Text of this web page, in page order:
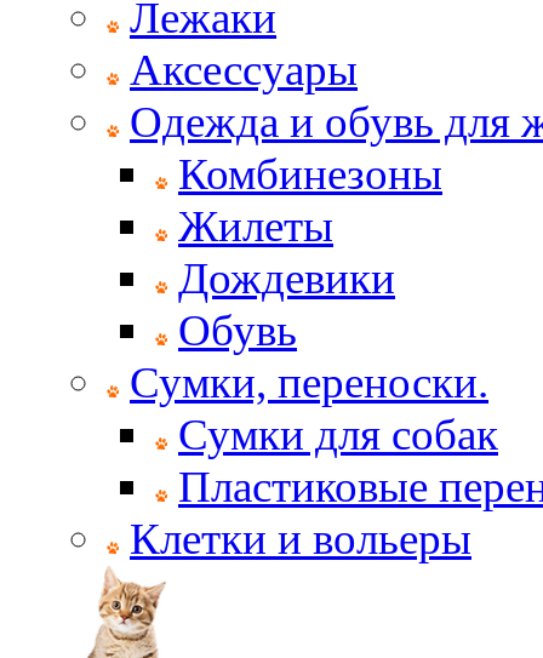
Лежаки
Аксессуары
Одежда и обувь для
Комбинезоны
Жилеты
Дождевики
Обувь
Сумки, переноски.
Сумки для собак
Пластиковые
Клетки и вольеры